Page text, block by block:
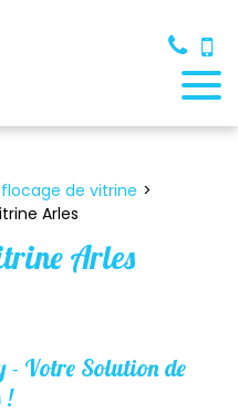
flocage de vitrine
Arles
Arles
- Votre Solution de
!